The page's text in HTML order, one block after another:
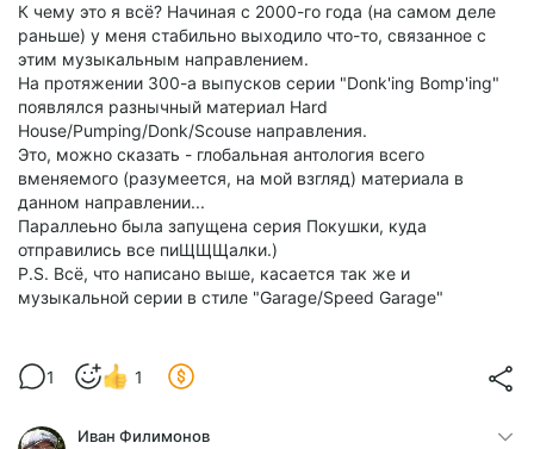
К чему это я всё? Начиная с 2000-го года (на самом деле
раньше) у меня стабильно выходило что-то, связанное с
этим музыкальным направлением.
На протяжении 300-а выпусков серии "Donk'ing Bomp'ing"
появлялся разнычный материал Hard
House/Pumping/Donk/Scouse направления.
Это, можно сказать - глобальная антология всего
вменяемого (разумеется, на мой взгляд) материала в
данном направлении...
Параллеьно была запущена серия Покушки, куда
отправились все пиЩЩЩалки.)
P.S. Всё, что написано выше, касается так же и
музыкальной серии в стиле "Garage/Speed Garage"
1 1
Иван Филимонов